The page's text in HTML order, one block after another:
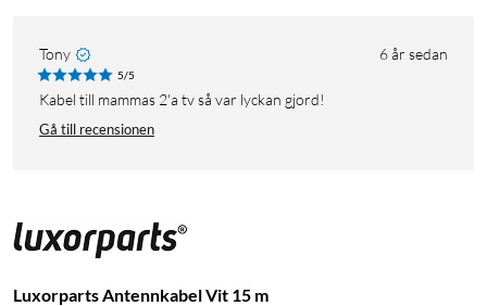
Tony 6 år sedan
5/5
Kabel till mammas 2'a tv så var lyckan gjord!
Gå till recensionen
Luxorparts Antennkabel Vit 15 m